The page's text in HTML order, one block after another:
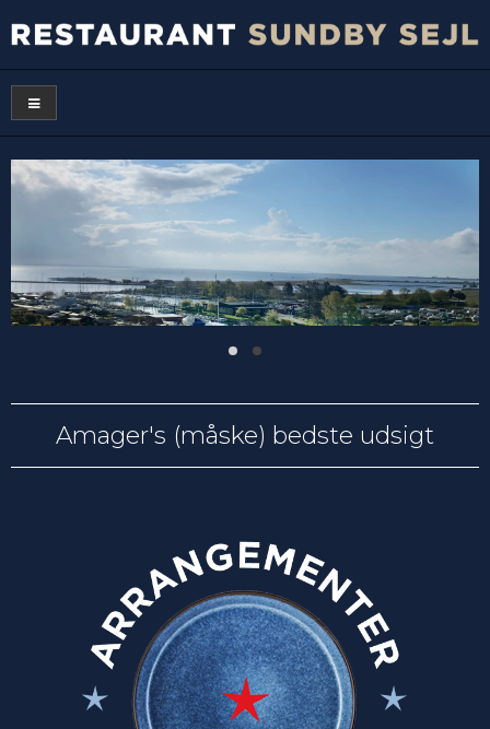
Amager's (måske) bedste udsigt